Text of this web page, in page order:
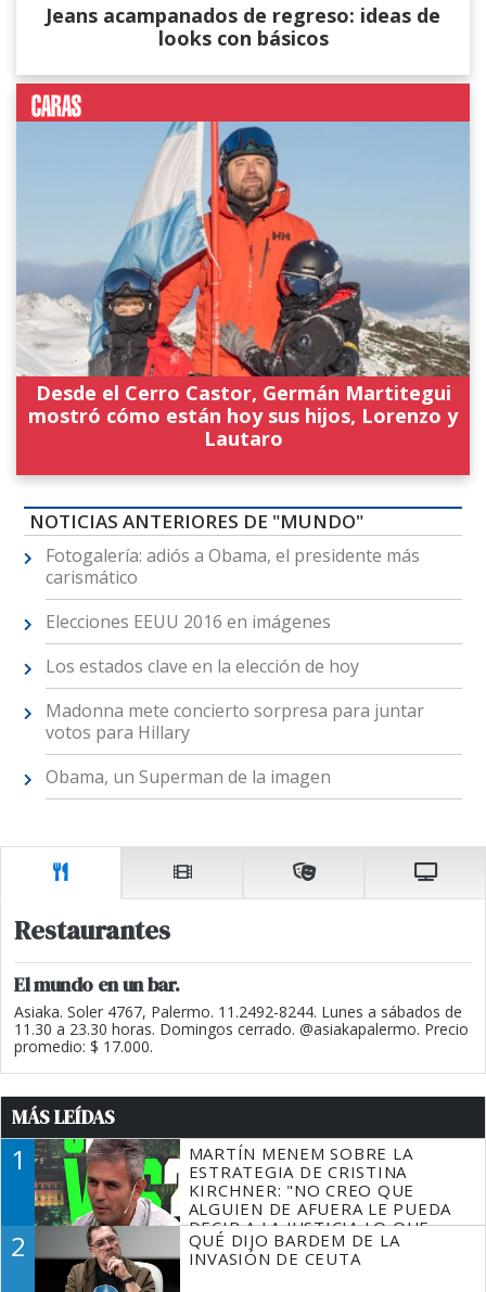
Jeans acampanados de regreso: ideas de
looks con básicos
Desde el Cerro Castor, Germán Martitegui
mostró cómo están hoy sus hijos, Lorenzo y
Lautaro
NOTICIAS ANTERIORES DE "MUNDO"
Fotogalería: adiós a Obama, el presidente más
carismático
Elecciones EEUU 2016 en imágenes
Los estados clave en la elección de hoy
Madonna mete concierto sorpresa para juntar
votos para Hillary
Obama, un Superman de la imagen
Restaurantes
El mundo en un bar.
Asiaka. Soler 4767, Palermo. 11.2492-8244. Lunes a sábados de
11.30 a 23.30 horas. Domingos cerrado. @asiakapalermo. Precio
promedio: $ 17.000.
MÁS LEÍDAS
1
MARTÍN MENEM SOBRE LA
ESTRATEGIA DE CRISTINA
KIRCHNER: "NO CREO QUE
ALGUIEN DE AFUERA LE PUEDA
DECIR A LA JUSTICIA LO QUE
TIENE QUE HACER"
2
QUÉ DIJO BARDEM DE LA
INVASIÓN DE CEUTA